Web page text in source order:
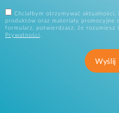
Chciałbym otrzymywać aktualności,
produktów oraz materiały promocyjne
formularz, potwierdzasz, że rozumiesz
Prywatności.
Wyślij